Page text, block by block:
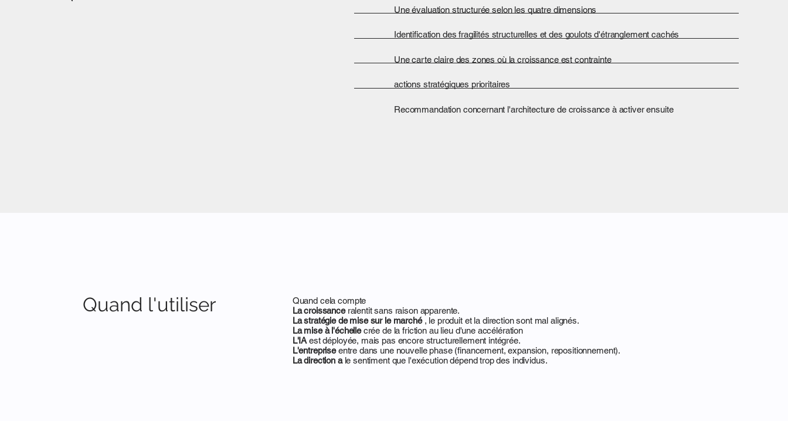
Une évaluation structurée selon les quatre dimensions
Identification des fragilités structurelles et des goulots d'étranglement cachés
Une carte claire des zones où la croissance est contrainte
actions stratégiques prioritaires
Recommandation concernant l'architecture de croissance à activer ensuite
Quand l'utiliser
Quand cela compte
La croissanceralentit sans raison apparente.
La stratégie de mise sur le marché, le produit et la direction sont mal alignés.
La mise à l'échellecrée de la friction au lieu d'une accélération
L'IAest déployée, mais pas encore structurellement intégrée.
L'entrepriseentre dans une nouvelle phase (financement, expansion, repositionnement).
La direction ale sentiment que l'exécution dépend trop des individus.